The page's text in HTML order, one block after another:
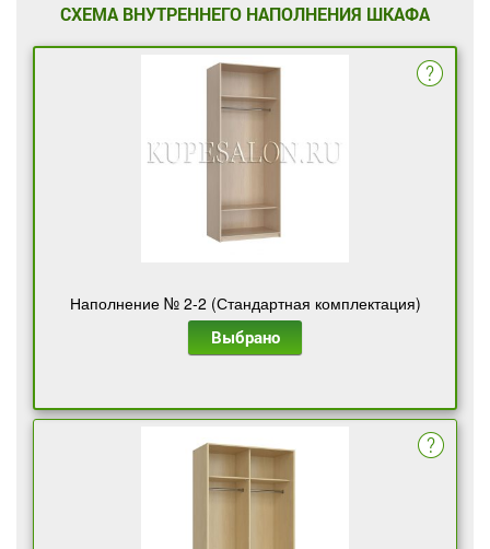
СХЕМА ВНУТРЕННЕГО НАПОЛНЕНИЯ ШКАФА
Наполнение № 2-2 (Стандартная комплектация)
Выбрано